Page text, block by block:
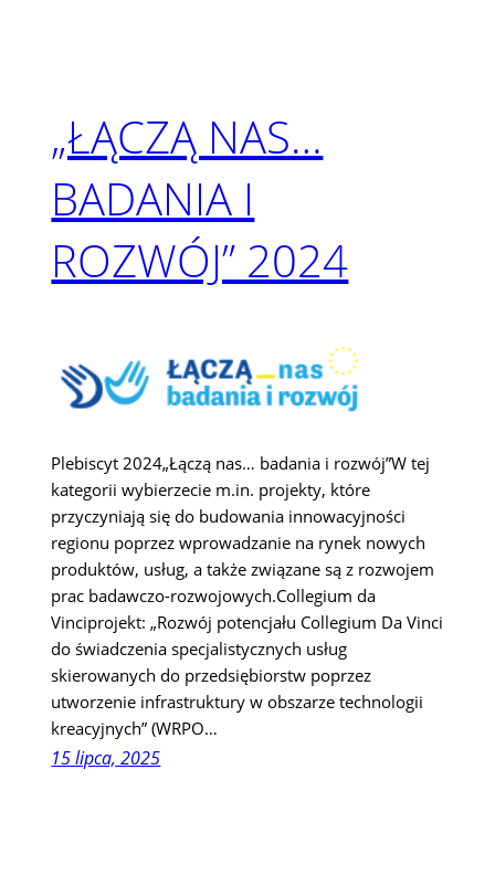
„ŁĄCZĄ NAS…
BADANIA I
ROZWÓJ” 2024
Plebiscyt 2024„Łączą nas… badania i rozwój”W tej
kategorii wybierzecie m.in. projekty, które
przyczyniają się do budowania innowacyjności
regionu poprzez wprowadzanie na rynek nowych
produktów, usług, a także związane są z rozwojem
prac badawczo-rozwojowych.Collegium da
Vinciprojekt: „Rozwój potencjału Collegium Da Vinci
do świadczenia specjalistycznych usług
skierowanych do przedsiębiorstw poprzez
utworzenie infrastruktury w obszarze technologii
kreacyjnych” (WRPO…
15 lipca, 2025